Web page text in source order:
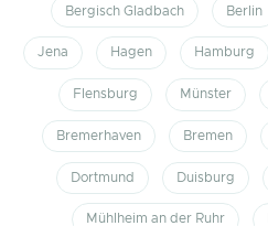
Bergisch Gladbach Berlin
Jena Hagen Hamburg
Flensburg Münster
Bremerhaven Bremen
Dortmund Duisburg
Mühlheim an der Ruhr